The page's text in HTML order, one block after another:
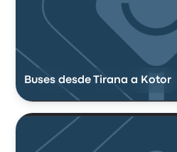
Buses desde Tirana a Kotor